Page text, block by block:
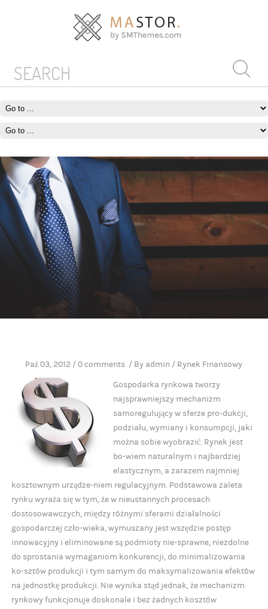
Paź 03, 2012 /0 comments / By admin / Rynek Finansowy
Gospodarka rynkowa tworzy
najsprawniejszy mechanizm
samoregulujący w sferze pro-dukcji,
podziału, wymiany i konsumpcji, jaki
można sobie wyobrazić. Rynek jest
bo-wiem naturalnym i najbardziej
elastycznym, a zarazem najmniej
kosztownym urządze-niem regulacyjnym. Podstawowa zaleta
rynku wyraża się w tym, że w nieustannych procesach
dostosowawczych, między różnymi sferami działalności
gospodarczej czło-wieka, wymuszany jest wszędzie postęp
innowacyjny i eliminowane są podmioty nie-sprawne, niezdolne
do sprostania wymaganiom konkurencji, do minimalizowania
ko-sztów produkcji i tym samym do maksymalizowania efektów
na jednostkę produkcji. Nie wynika stąd jednak, że mechanizm
rynkowy funkcjonuje doskonale i bez żadnych kosztów